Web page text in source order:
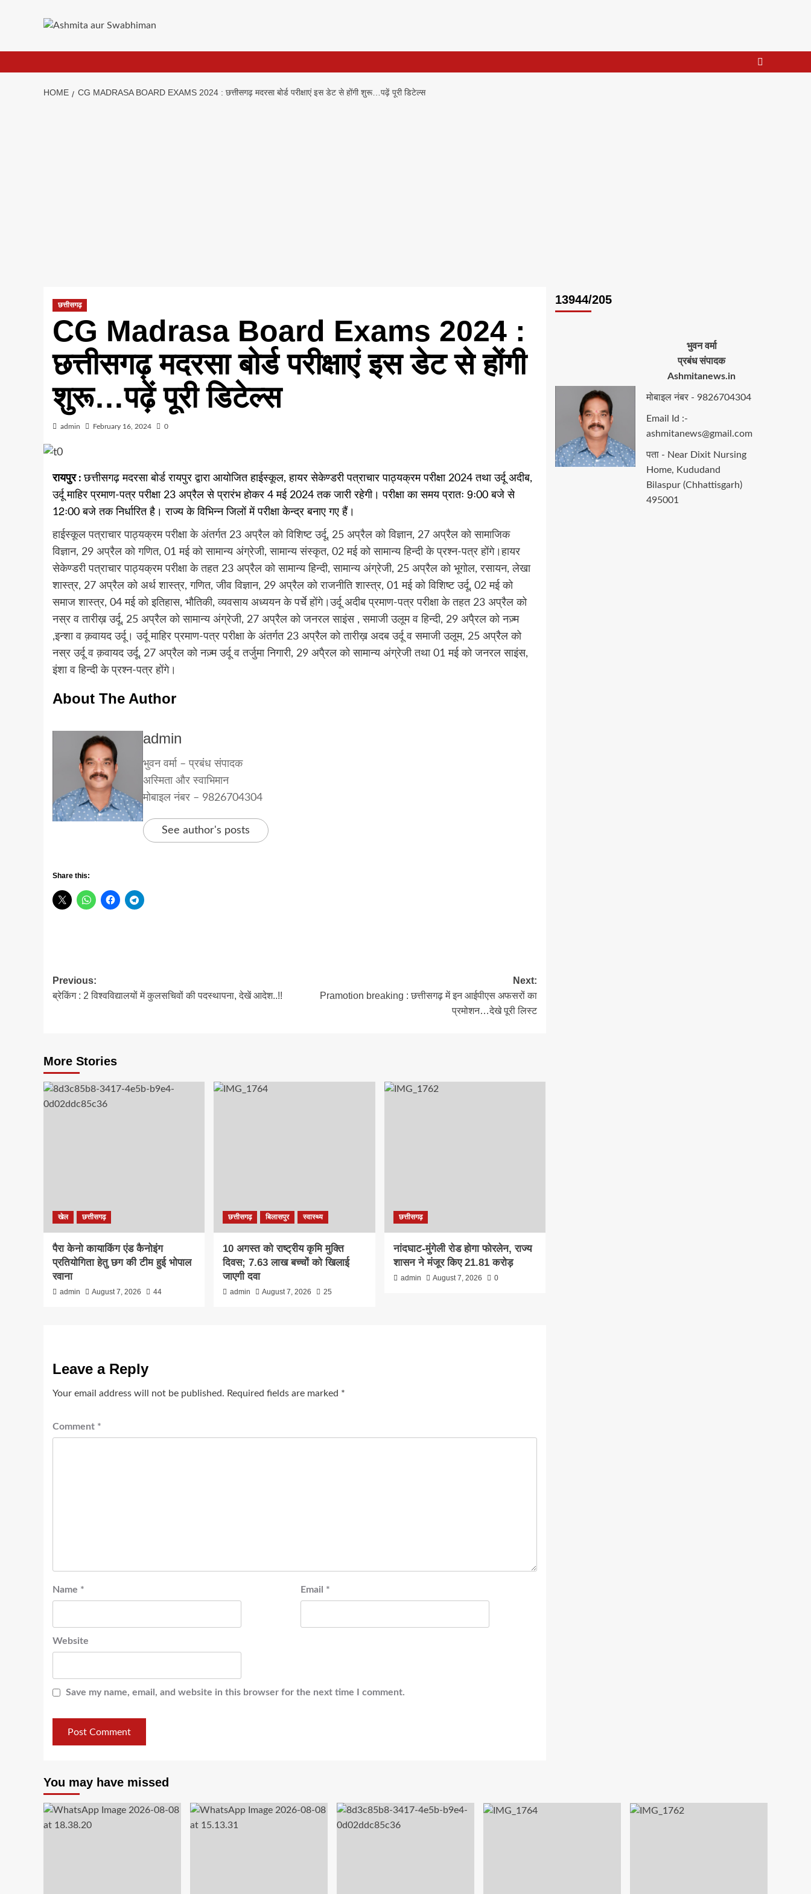
HOME CG MADRASA BOARD EXAMS 2024 : छत्तीसगढ़ मदरसा बोर्ड परीक्षाएं इस डेट से होंगी शुरू…पढ़ें पूरी डिटेल्स
छत्तीसगढ़
CG Madrasa Board Exams 2024 :
छत्तीसगढ़ मदरसा बोर्ड परीक्षाएं इस डेट से होंगी
शुरू…पढ़ें पूरी डिटेल्स
admin February 16, 2024 0
रायपुर :छत्तीसगढ़ मदरसा बोर्ड रायपुर द्वारा आयोजित हाईस्कूल, हायर सेकेण्डरी पत्राचार पाठ्यक्रम परीक्षा 2024 तथा उर्दू अदीब,
उर्दू माहिर प्रमाण-पत्र परीक्षा 23 अप्रैल से प्रारंभ होकर 4 मई 2024 तक जारी रहेगी। परीक्षा का समय प्रातः 9ः00 बजे से
12ः00 बजे तक निर्धारित है। राज्य के विभिन्न जिलों में परीक्षा केन्द्र बनाए गए हैं।
हाईस्कूल पत्राचार पाठ्यक्रम परीक्षा के अंतर्गत 23 अप्रैल को विशिष्ट उर्दू, 25 अप्रैल को विज्ञान, 27 अप्रैल को सामाजिक
विज्ञान, 29 अप्रैल को गणित, 01 मई को सामान्य अंग्रेजी, सामान्य संस्कृत, 02 मई को सामान्य हिन्दी के प्रश्न-पत्र होंगे।हायर
सेकेण्डरी पत्राचार पाठ्यक्रम परीक्षा के तहत 23 अप्रैल को सामान्य हिन्दी, सामान्य अंग्रेजी, 25 अप्रैल को भूगोल, रसायन, लेखा
शास्त्र, 27 अप्रैल को अर्थ शास्त्र, गणित, जीव विज्ञान, 29 अप्रैल को राजनीति शास्त्र, 01 मई को विशिष्ट उर्दू, 02 मई को
समाज शास्त्र, 04 मई को इतिहास, भौतिकी, व्यवसाय अध्ययन के पर्चे होंगे।उर्दू अदीब प्रमाण-पत्र परीक्षा के तहत 23 अप्रैल को
नस्र व तारीख़ उर्दू, 25 अप्रैल को सामान्य अंग्रेजी, 27 अप्रैल को जनरल साइंस , समाजी उलूम व हिन्दी, 29 अपै्रल को नज़्म
,इन्शा व क़वायद उर्दू। उर्दू माहिर प्रमाण-पत्र परीक्षा के अंतर्गत 23 अप्रैल को तारीख़ अदब उर्दू व समाजी उलूम, 25 अप्रैल को
नस्र उर्दू व क़वायद उर्दू, 27 अप्रैल को नज़्म उर्दू व तर्जुमा निगारी, 29 अपै्रल को सामान्य अंग्रेजी तथा 01 मई को जनरल साइंस,
इंशा व हिन्दी के प्रश्न-पत्र होंगे।
About The Author
admin
भुवन वर्मा – प्रबंध संपादक
अस्मिता और स्वाभिमान
मोबाइल नंबर – 9826704304
See author's posts
Share this:
Post
navigation
Previous:
ब्रेकिंग : 2 विश्वविद्यालयों में कुलसचिवों की पदस्थापना, देखें आदेश..!!
Next:
Pramotion breaking : छत्तीसगढ़ में इन आईपीएस अफसरों का
प्रमोशन…देखे पूरी लिस्ट
More Stories
खेल छत्तीसगढ़
पैरा केनो कायाकिंग एंड कैनोइंग
प्रतियोगिता हेतु छग की टीम हुई भोपाल
रवाना
admin August 7, 2026 44
छत्तीसगढ़ बिलासपुर स्वास्थ्य
10 अगस्त को राष्ट्रीय कृमि मुक्ति
दिवस; 7.63 लाख बच्चों को खिलाई
जाएगी दवा
admin August 7, 2026 25
छत्तीसगढ़
नांदघाट-मुंगेली रोड होगा फोरलेन, राज्य
शासन ने मंजूर किए 21.81 करोड़
admin August 7, 2026 0
Leave a Reply
Your email address will not be published. Required fields are marked *
Comment *
Name * Email *
Website
Save my name, email, and website in this browser for the next time I comment.
13944/205
भुवन वर्मा
प्रबंध संपादक
Ashmitanews.in
मोबाइल नंबर - 9826704304
Email Id :-
ashmitanews@gmail.com
पता - Near Dixit Nursing
Home, Kududand
Bilaspur (Chhattisgarh)
495001
You may have missed